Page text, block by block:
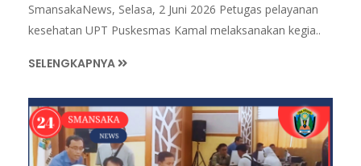
SmansakaNews, Selasa, 2 Juni 2026 Petugas pelayanan
kesehatan UPT Puskesmas Kamal melaksanakan kegia..
SELENGKAPNYA